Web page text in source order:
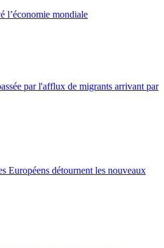
l’économie mondiale
par l'afflux de migrants arrivant par
Européens détournent les nouveaux